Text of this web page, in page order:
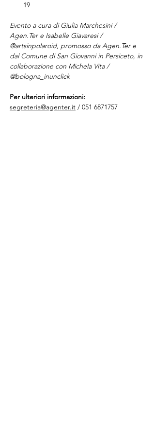
19
Evento a cura di Giulia Marchesini /
Agen.Ter e Isabelle Giavaresi /
@artsinpolaroid, promosso da Agen.Ter e
dal Comune di San Giovanni in Persiceto, in
collaborazione con Michela Vita /
@bologna_inunclick
Per ulteriori informazioni:
segreteria@agenter.it / 051 6871757